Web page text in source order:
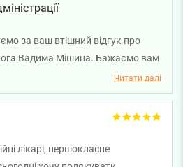
за ваш втішний відгук про
Вадима Мішина. Бажаємо вам
Читати далі
лікарі, першокласне